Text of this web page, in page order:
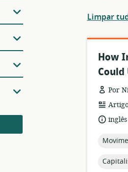
Limpar
How
Could
Por
formato
de
idioma:
inglês
topic:
topic: